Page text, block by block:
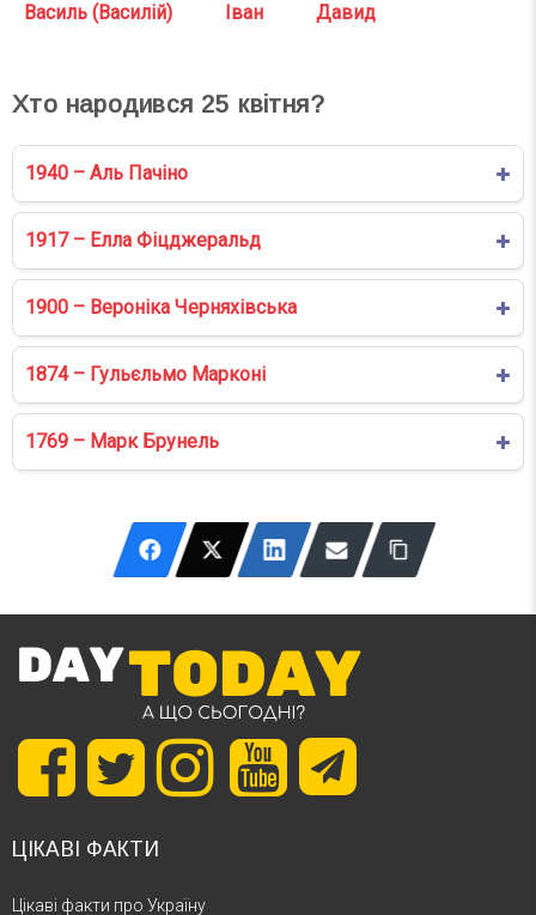
Василь (Василій) Іван Давид
Хто народився 25 квітня?
1940 – Аль Пачіно
1917 – Елла Фіцджеральд
1900 – Вероніка Черняхівська
1874 – Гульєльмо Марконі
1769 – Марк Брунель
ЦІКАВІ ФАКТИ
Цікаві факти про Україну